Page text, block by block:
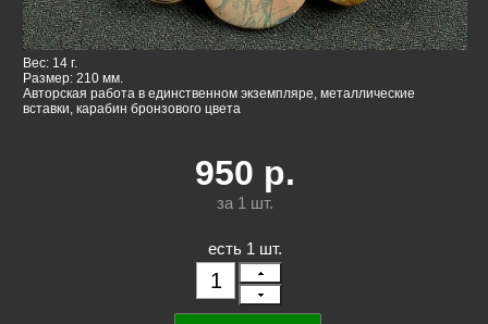
Вес: 14 г.
Размер: 210 мм.
Авторская работа в единственном экземпляре, металлические
вставки, карабин бронзового цвета
950 р.
за 1 шт.
есть 1 шт.